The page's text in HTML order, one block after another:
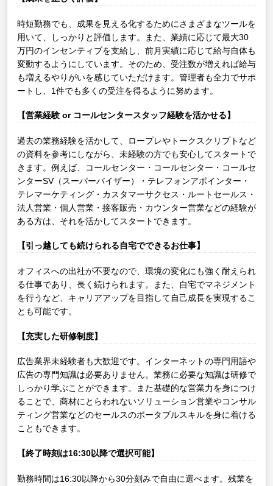
時短勤務でも、成果を見える化するためにさまざまなツールを
用いて、しっかりと評価します。また、業績に応じて最大30
万円のインセンティブを支給し、前月実績に応じて給与自体も
変動するようにしています。そのため、受注数が増えれば給与
も増えるやりがいを感じていただけます。管理者も全力でサポ
ートし、1件でも多くの受注を得るように努めます。
【営業経験 or コールセンタースタッフ経験を活かせる】
過去の業務経験を活かして、ロープレやトークスクリプトなど
の資料を参考にしながら、未経験の方でも安心してスタートで
きます。例えば、コールセンター・コールセンター・コールセ
ンターSV（スーパーバイザー）・テレフォンアポインター・
テレマーケティング・カスタマーサクセス・ルートセールス・
法人営業・個人営業・接客販売・カウンター営業などの経験が
ある方は、それを活かしてスタートできます。
【引っ越しても続けられる自宅でできるお仕事】
オフィスへの出社が不要なので、環境の変化にも強く耐えられ
る仕事であり、長く続けられます。また、自宅でマネジメント
を行うなど、キャリアアップを目指して自己成長を実現するこ
とも可能です。
【充実した研修制度】
広告業界未経験者も大歓迎です。インターネットの専門用語や
広告の専門知識は必要ありません。業務に必要な知識は研修で
しっかり学ぶことができます。また基礎的な営業力を身につけ
ることで、商材にとらわれないソリューション営業やコンサル
ティング営業などのセールスのポータブルスキルを身に着ける
こともできます。
【終了時刻は16:30以降で選択可能】
勤務時間は16:30以降から30分刻みで自由に選べます。残業を